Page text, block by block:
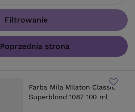
Filtrowanie
Poprzednia strona
Farba Mila Milaton Classic
Superblond 1087 100 ml